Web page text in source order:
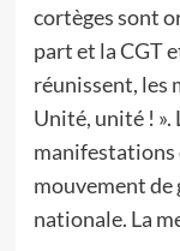
cortèges sont
part et la CGT
réunissent, les
Unité, unité ! ».
manifestations
mouvement de
nationale. La